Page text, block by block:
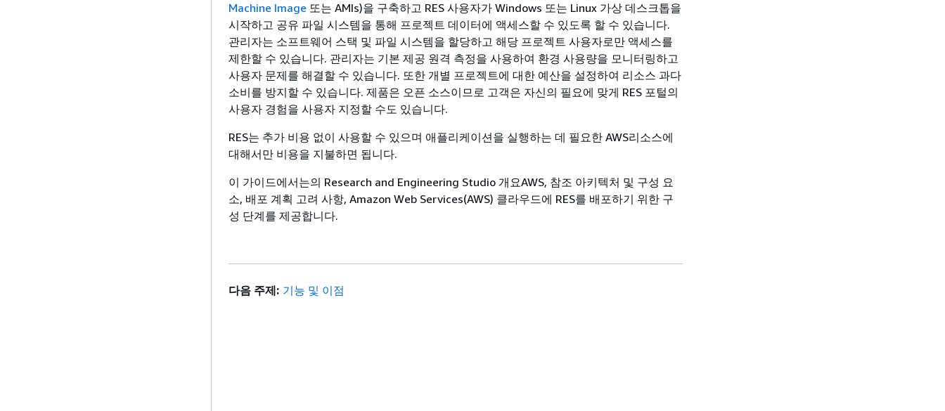
Machine Image 또는 AMIs)을 구축하고 RES 사용자가 Windows 또는 Linux 가상 데스크톱을
시작하고 공유 파일 시스템을 통해 프로젝트 데이터에 액세스할 수 있도록 할 수 있습니다.
관리자는 소프트웨어 스택 및 파일 시스템을 할당하고 해당 프로젝트 사용자로만 액세스를
제한할 수 있습니다. 관리자는 기본 제공 원격 측정을 사용하여 환경 사용량을 모니터링하고
사용자 문제를 해결할 수 있습니다. 또한 개별 프로젝트에 대한 예산을 설정하여 리소스 과다
소비를 방지할 수 있습니다. 제품은 오픈 소스이므로 고객은 자신의 필요에 맞게 RES 포털의
사용자 경험을 사용자 지정할 수도 있습니다.
RES는 추가 비용 없이 사용할 수 있으며 애플리케이션을 실행하는 데 필요한 AWS리소스에
대해서만 비용을 지불하면 됩니다.
이 가이드에서는의 Research and Engineering Studio 개요AWS, 참조 아키텍처 및 구성 요
소, 배포 계획 고려 사항, Amazon Web Services(AWS) 클라우드에 RES를 배포하기 위한 구
성 단계를 제공합니다.
다음 주제: 기능 및 이점